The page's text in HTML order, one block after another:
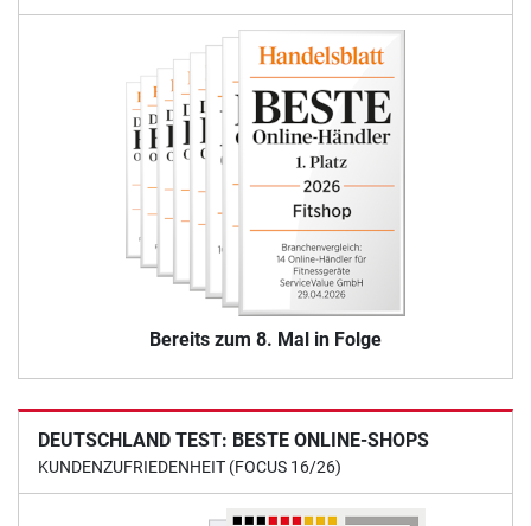
Bereits zum 8. Mal in Folge
DEUTSCHLAND TEST: BESTE ONLINE-SHOPS
KUNDENZUFRIEDENHEIT (FOCUS 16/26)